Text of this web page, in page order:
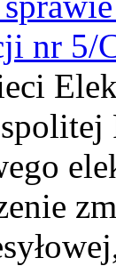
nr 5/